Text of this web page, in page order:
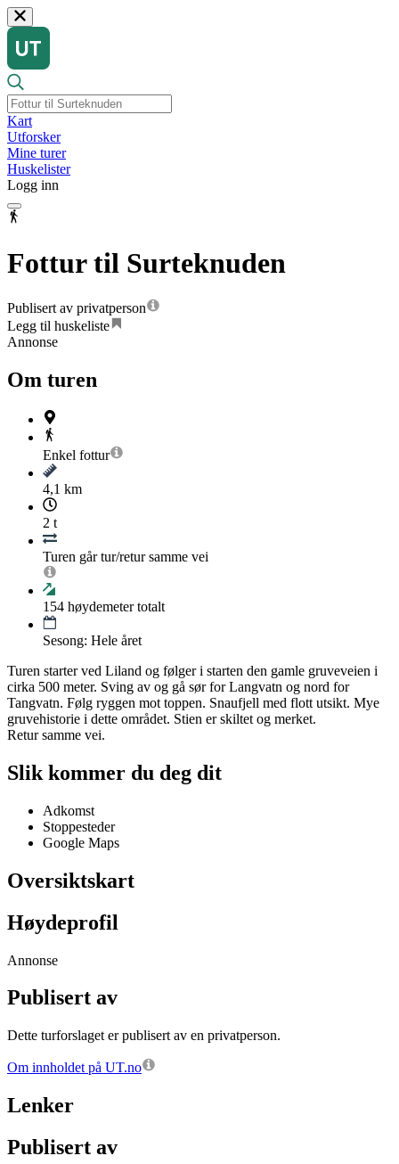
Kart
Utforsker
Mine turer
Huskelister
Logg inn
Fottur til Surteknuden
Publisert av privatperson
Legg til huskeliste
Annonse
Om turen
Enkel fottur
4,1 km
2 t
Turen går tur/retur samme vei
154 høydemeter totalt
Sesong: Hele året
Turen starter ved Liland og følger i starten den gamle gruveveien i
cirka 500 meter. Sving av og gå sør for Langvatn og nord for
Tangvatn. Følg ryggen mot toppen. Snaufjell med flott utsikt. Mye
gruvehistorie i dette området. Stien er skiltet og merket.
Retur samme vei.
Slik kommer du deg dit
Adkomst
Stoppesteder
Google Maps
Oversiktskart
Høydeprofil
Annonse
Publisert av
Dette turforslaget er publisert av en privatperson.
Om innholdet på UT.no
Lenker
Publisert av